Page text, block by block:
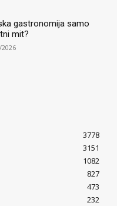
gastronomija samo
mit?
3778
3151
1082
827
473
232